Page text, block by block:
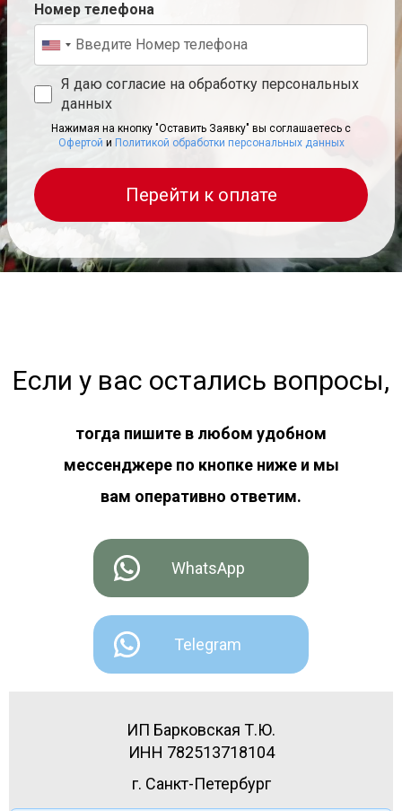
Номер телефона
Я даю согласие на обработку персональных
данных
Нажимая на кнопку "Оставить Заявку" вы соглашаетесь с
Офертой и Политикой обработки персональных данных
Перейти к оплате
Если у вас остались вопросы,
тогда пишите в любом удобном
мессенджере по кнопке ниже и мы
вам оперативно ответим.
WhatsApp
Telegram
ИП Барковская Т.Ю.
ИНН 782513718104
г. Санкт-Петербург